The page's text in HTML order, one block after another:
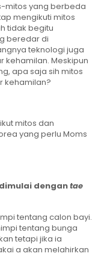
mitos yang berbeda
mengikuti mitos
tidak begitu
beredar di
teknologi juga
kehamilan. Meskipun
apa saja sih mitos
kehamilan?
mitos dan
yang perlu Moms
dengantae
tentang calon bayi.
tentang bunga
tetapi jika ia
a akan melahirkan